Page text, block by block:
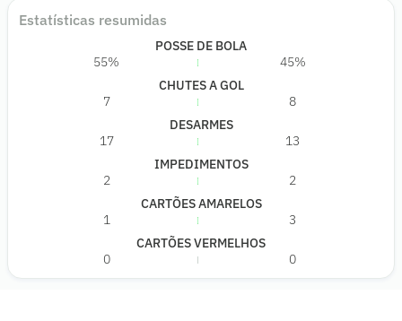
Estatísticas resumidas
POSSE DE BOLA
55%
45%
CHUTES A GOL
7
8
DESARMES
17
13
IMPEDIMENTOS
2
2
CARTÕES AMARELOS
1
3
CARTÕES VERMELHOS
0
0